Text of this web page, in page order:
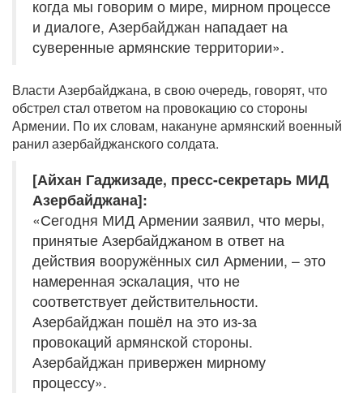
когда мы говорим о мире, мирном процессе
и диалоге, Азербайджан нападает на
суверенные армянские территории».
Власти Азербайджана, в свою очередь, говорят, что
обстрел стал ответом на провокацию со стороны
Армении. По их словам, накануне армянский военный
ранил азербайджанского солдата.
[Айхан Гаджизаде, пресс-секретарь МИД
Азербайджана]:
«Сегодня МИД Армении заявил, что меры,
принятые Азербайджаном в ответ на
действия вооружённых сил Армении, – это
намеренная эскалация, что не
соответствует действительности.
Азербайджан пошёл на это из-за
провокаций армянской стороны.
Азербайджан привержен мирному
процессу».